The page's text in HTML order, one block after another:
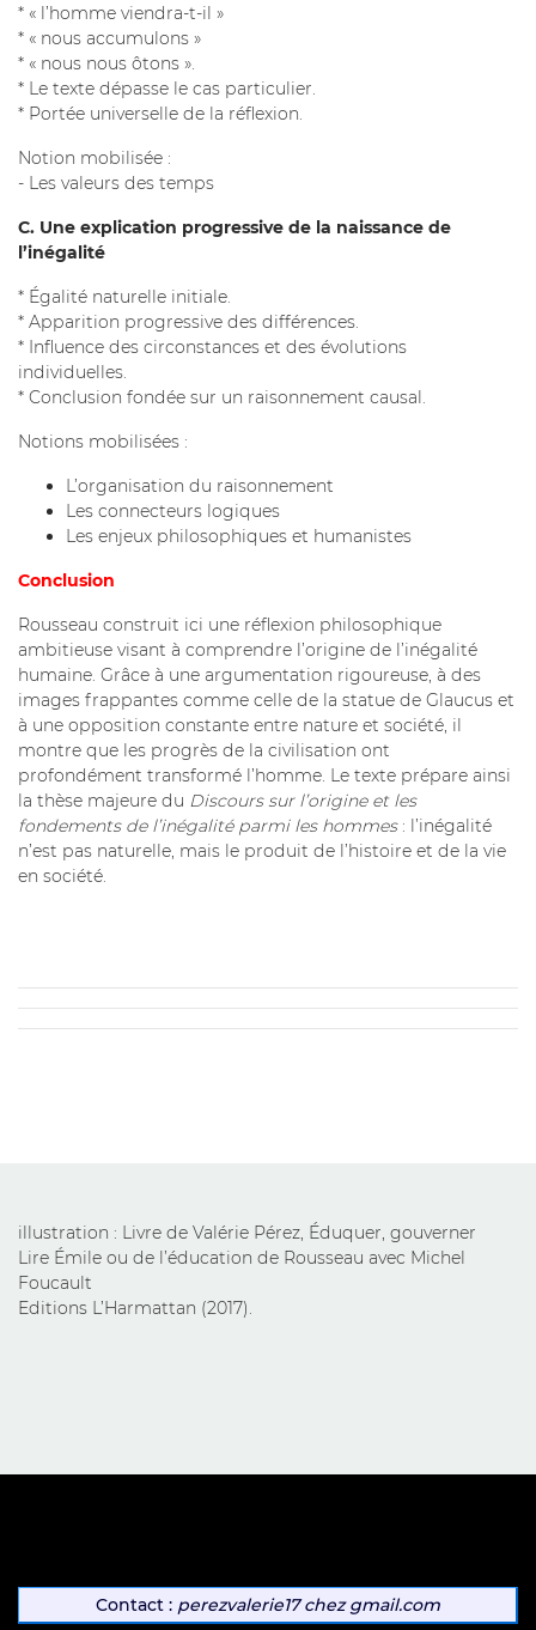
* « l’homme viendra-t-il »
* « nous accumulons »
* « nous nous ôtons ».
* Le texte dépasse le cas particulier.
* Portée universelle de la réflexion.
Notion mobilisée :
- Les valeurs des temps
C. Une explication progressive de la naissance de
l’inégalité
* Égalité naturelle initiale.
* Apparition progressive des différences.
* Influence des circonstances et des évolutions
individuelles.
* Conclusion fondée sur un raisonnement causal.
Notions mobilisées :
L’organisation du raisonnement
Les connecteurs logiques
Les enjeux philosophiques et humanistes
Conclusion
Rousseau construit ici une réflexion philosophique
ambitieuse visant à comprendre l’origine de l’inégalité
humaine. Grâce à une argumentation rigoureuse, à des
images frappantes comme celle de la statue de Glaucus et
à une opposition constante entre nature et société, il
montre que les progrès de la civilisation ont
profondément transformé l’homme. Le texte prépare ainsi
la thèse majeure du Discours sur l’origine et les
fondements de l’inégalité parmi les hommes: l’inégalité
n’est pas naturelle, mais le produit de l’histoire et de la vie
en société.
illustration : Livre de Valérie Pérez, Éduquer, gouverner
Lire Émile ou de l’éducation de Rousseau avec Michel
Foucault
Editions L’Harmattan (2017).
Contact : perezvalerie17chezgmail.com